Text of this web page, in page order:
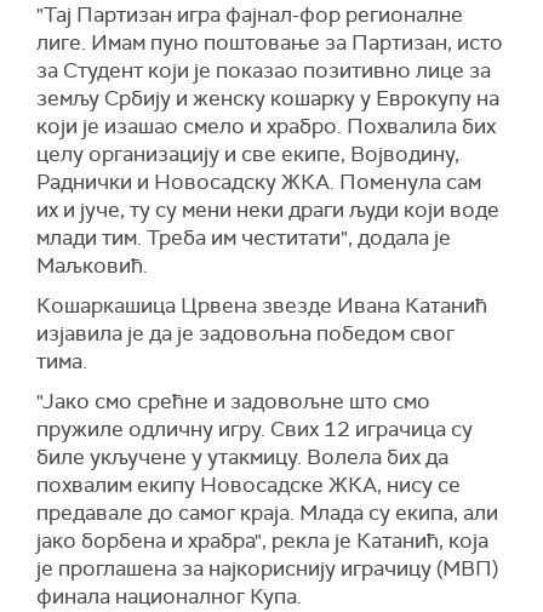
"Тај Партизан игра фајнал-фор регионалне
лиге. Имам пуно поштовање за Партизан, исто
за Студент који је показао позитивно лице за
земљу Србију и женску кошарку у Еврокупу на
који је изашао смело и храбро. Похвалила бих
целу организацију и све екипе, Војводину,
Раднички и Новосадску ЖКА. Поменула сам
их и јуче, ту су мени неки драги људи који воде
млади тим. Треба им честитати", додала је
Маљковић.
Кошаркашица Црвена звезде Ивана Катанић
изјавила је да је задовољна победом свог
тима.
"Јако смо срећне и задовољне што смо
пружиле одличну игру. Свих 12 играчица су
биле укључене у утакмицу. Волела бих да
похвалим екипу Новосадске ЖКА, нису се
предавале до самог краја. Млада су екипа, али
јако борбена и храбра", рекла је Катанић, која
је проглашена за најкориснију играчицу (МВП)
финала националног Купа.